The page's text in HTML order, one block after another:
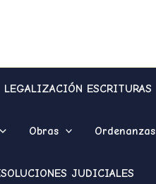
LEGALIZACIÓN ESCRITURAS
Obras Ordenanzas
JUDICIALES